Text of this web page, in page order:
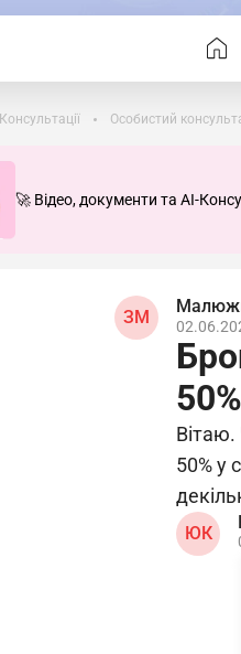
Консультації Особистий
🚀 Відео, документи та AI-
ЗМ
50% у
ЮК